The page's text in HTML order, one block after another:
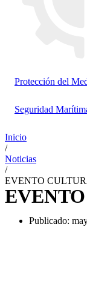
Protección del
Seguridad
Inicio
/
Noticias
/
EVENTO
Publicado: